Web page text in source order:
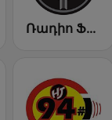
Ռադիո Ֆամա (Radio Fama)